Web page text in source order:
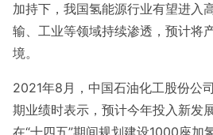
加持下，我国氢能源行业有望进入
输、工业等领域持续渗透，预计将
境。
2021年8月，中国石油化工股份公
期业绩时表示，预计今年投入新发
在“十四五”期间规划建设1000座加